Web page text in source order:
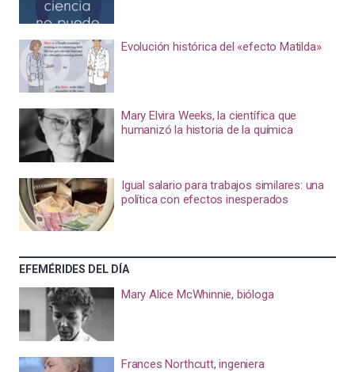
Evolución histórica del «efecto Matilda»
Mary Elvira Weeks, la científica que
humanizó la historia de la química
Igual salario para trabajos similares: una
política con efectos inesperados
EFEMÉRIDES DEL DÍA
Mary Alice McWhinnie, bióloga
Frances Northcutt, ingeniera